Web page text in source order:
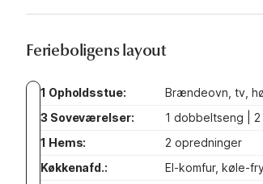
Ferieboligens layout
1 Opholdsstue:
Brændeovn, tv,
3 Soveværelser:
1 dobbeltseng |
1 Hems:
2 opredninger
Køkkenafd.:
El-komfur, køle-